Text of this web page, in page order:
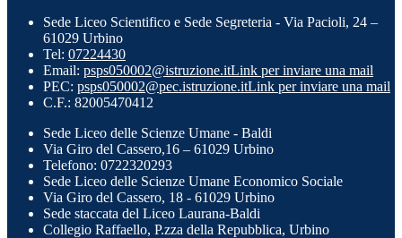
Sede Liceo Scientifico e Sede Segreteria - Via Pacioli, 24 –
61029 Urbino
Tel: 07224430
Email: psps050002@istruzione.itLink per inviare una mail
PEC: psps050002@pec.istruzione.itLink per inviare una mail
C.F.: 82005470412
Sede Liceo delle Scienze Umane - Baldi
Via Giro del Cassero,16 – 61029 Urbino
Telefono: 0722320293
Sede Liceo delle Scienze Umane Economico Sociale
Via Giro del Cassero, 18 - 61029 Urbino
Sede staccata del Liceo Laurana-Baldi
Collegio Raffaello, P.zza della Repubblica, Urbino